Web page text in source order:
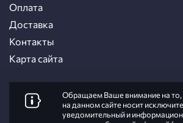
Оплата
Доставка
Контакты
Карта сайта
Обращаем Ваше внимание на
на данном сайте носит
уведомительный и